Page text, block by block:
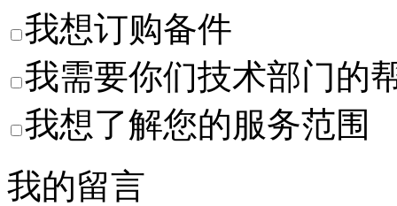
我想订购备件
我需要你们技术部门的
我想了解您的服务范围
我的留言